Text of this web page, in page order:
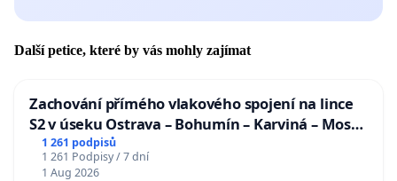
Další petice, které by vás mohly zajímat
Zachování přímého vlakového spojení na lince
S2 v úseku Ostrava – Bohumín – Karviná – Mosty
u Jablunkova
1 261 podpisů
1 261 Podpisy / 7 dní
1 Aug 2026